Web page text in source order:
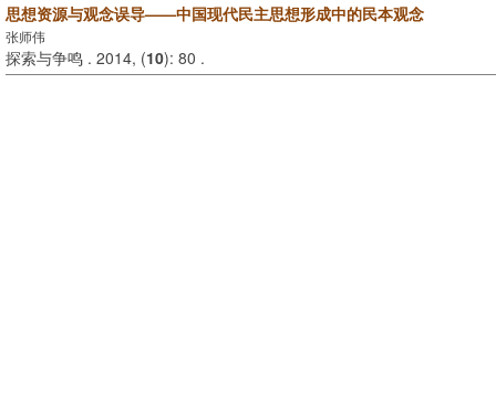
思想资源与观念误导——中国现代民主思想形成中的民本观念
张师伟
探索与争鸣 . 2014, (10): 80 .